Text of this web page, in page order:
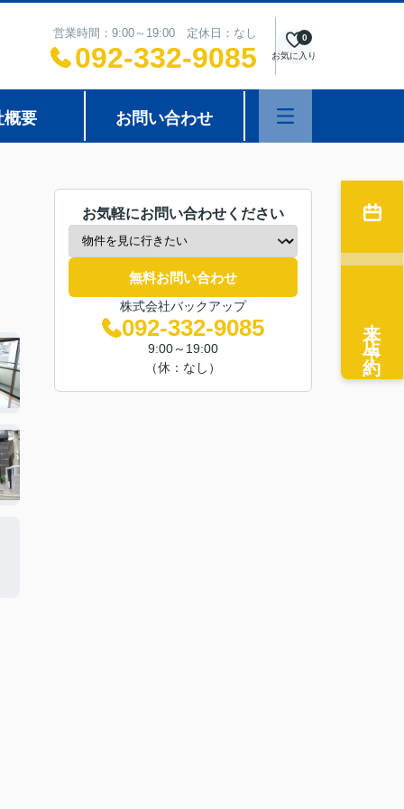
営業時間：9:00～19:00 定休日：なし
092-332-9085 お気に入り
0
概要 お問い合わせ
お気軽にお問い合わせください
無料お問い合わせ
株式会社バックアップ
092-332-9085
9:00～19:00
（休：なし）
来店予約